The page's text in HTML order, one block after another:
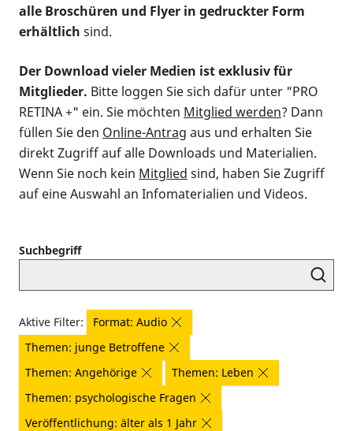
alle Broschüren und Flyer in gedruckter Form
erhältlich sind.
Der Download vieler Medien ist exklusiv für
Mitglieder. Bitte loggen Sie sich dafür unter "PRO
RETINA +" ein. Sie möchten Mitglied werden? Dann
füllen Sie den Online-Antrag aus und erhalten Sie
direkt Zugriff auf alle Downloads und Materialien.
Wenn Sie noch kein Mitglied sind, haben Sie Zugriff
auf eine Auswahl an Infomaterialien und Videos.
Suchbegriff
Aktive Filter:
Format: Audio
Themen: junge Betroffene
Themen: Angehörige
Themen: Leben
Themen: psychologische Fragen
Veröffentlichung: älter als 1 Jahr